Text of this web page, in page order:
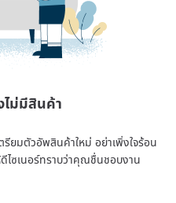
ม่มีสินค้า
ยมตัวอัพสินค้าใหม่ อย่าเพิ่งใจร้อน
ไซเนอร์ทราบว่าคุณชื่นชอบงาน